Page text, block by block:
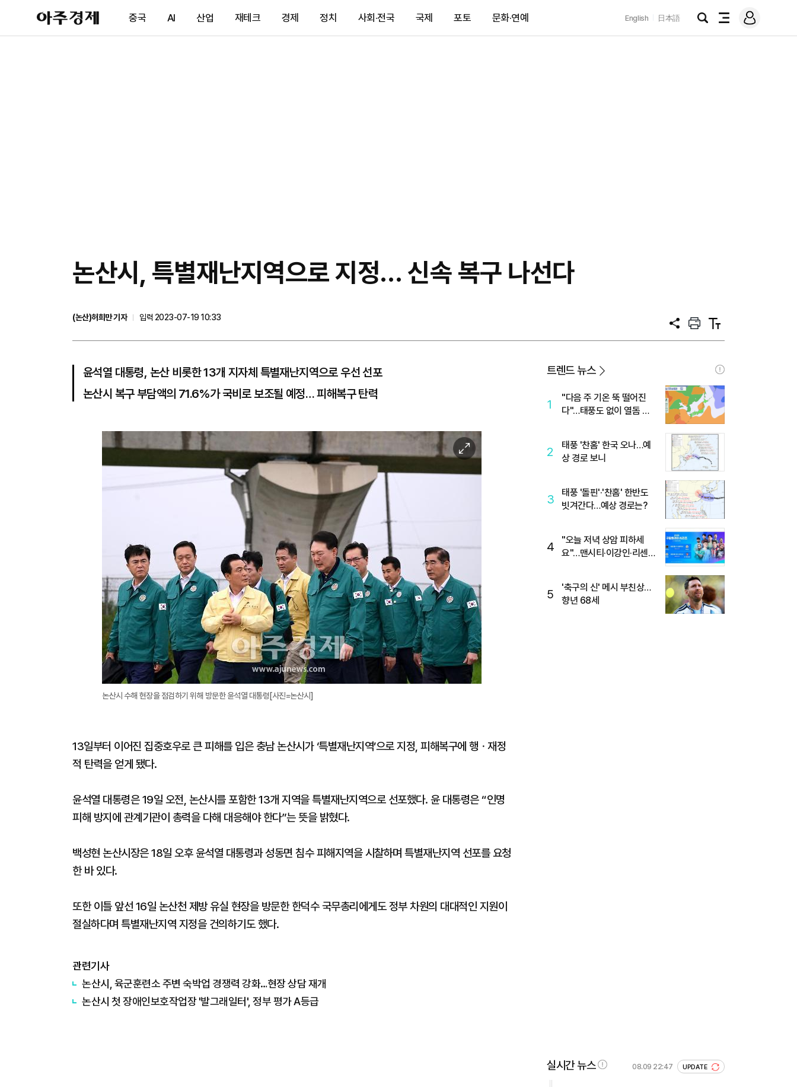
아
주
제
중국 AI 산업 재테크 경제 정치 사회·전국 국제 포토 문화·연예 English 日本語
검
전
메
그
논산시, 특별재난지역으로 지정… 신속 복구 나선다
(논산)허희만 기자
입력 2023-07-19 10:33
공
프
트
텍
트
윤석열 대통령, 논산 비롯한 13개 지자체 특별재난지역으로 우선 선포
논산시 복구 부담액의 71.6%가 국비로 보조될 예정… 피해복구 탄력
이
미
논산시 수해 현장을 점검하기 위해 방문한 윤석열 대통령[사진=논산시]
13일부터 이어진 집중호우로 큰 피해를 입은 충남 논산시가 ‘특별재난지역’으로 지정, 피해복구에 행ㆍ재정
적 탄력을 얻게 됐다.
윤석열 대통령은 19일 오전, 논산시를 포함한 13개 지역을 특별재난지역으로 선포했다. 윤 대통령은 “인명
피해 방지에 관계기관이 총력을 다해 대응해야 한다”는 뜻을 밝혔다.
백성현 논산시장은 18일 오후 윤석열 대통령과 성동면 침수 피해지역을 시찰하며 특별재난지역 선포를 요청
한 바 있다.
또한 이틀 앞선 16일 논산천 제방 유실 현장을 방문한 한덕수 국무총리에게도 정부 차원의 대대적인 지원이
절실하다며 특별재난지역 지정을 건의하기도 했다.
관련기사
논산시, 육군훈련소 주변 숙박업 경쟁력 강화…현장 상담 재개
논산시 첫 장애인보호작업장 '발그래일터', 정부 평가 A등급
트렌드 뉴스
1
"다음 주 기온 뚝 떨어진
다"…태풍도 없이 열돔 박
2
태풍 '찬홈' 한국 오나…예
상 경로 보니
3
태풍 '돌핀'·'찬홈' 한반도
빗겨간다…예상 경로는?
4
"오늘 저녁 상암 피하세
요"…맨시티·이강인·리센느
5
'축구의 신' 메시 부친상…
향년 68세
실시간 뉴스 08.09 22:47 UPDATE